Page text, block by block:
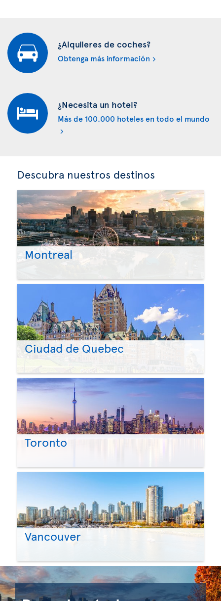
¿Alquileres de coches?
Obtenga más información
¿Necesita un hotel?
Más de 100.000 hoteles en todo el mundo
Descubra nuestros destinos
Montreal
Ciudad de Quebec
Toronto
Vancouver